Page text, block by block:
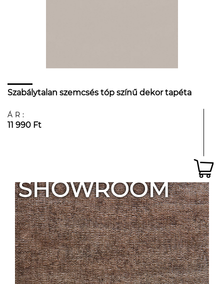
Szabálytalan szemcsés tóp színű dekor tapéta
ÁR:
11 990 Ft
SHOWROOM